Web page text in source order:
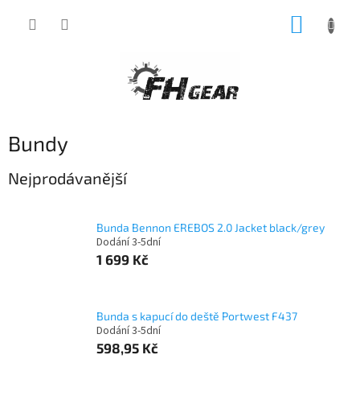
Bundy
Nejprodávanější
Bunda Bennon EREBOS 2.0 Jacket black/grey
Dodání 3-5dní
1 699 Kč
Bunda s kapucí do deště Portwest F437
Dodání 3-5dní
598,95 Kč